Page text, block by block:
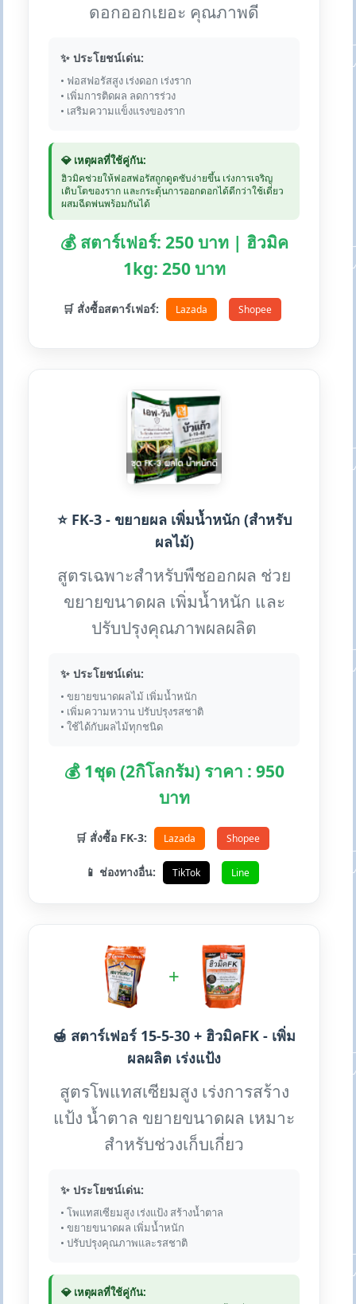
ดอกออกเยอะ คุณภาพดี
✨ ประโยชน์เด่น:
• ฟอสฟอรัสสูง เร่งดอก เร่งราก
• เพิ่มการติดผล ลดการร่วง
• เสริมความแข็งแรงของราก
💎 เหตุผลที่ใช้คู่กัน:
ฮิวมิคช่วยให้ฟอสฟอรัสถูกดูดซับง่ายขึ้น เร่งการเจริญ
เติบโตของราก และกระตุ้นการออกดอกได้ดีกว่าใช้เดี่ยว
ผสมฉีดพ่นพร้อมกันได้
💰 สตาร์เฟอร์: 250 บาท | ฮิวมิค
1kg: 250 บาท
🛒 สั่งซื้อสตาร์เฟอร์: Lazada Shopee
⭐ FK-3 - ขยายผล เพิ่มน้ำหนัก (สำหรับ
ผลไม้)
สูตรเฉพาะสำหรับพืชออกผล ช่วย
ขยายขนาดผล เพิ่มน้ำหนัก และ
ปรับปรุงคุณภาพผลผลิต
✨ ประโยชน์เด่น:
• ขยายขนาดผลไม้ เพิ่มน้ำหนัก
• เพิ่มความหวาน ปรับปรุงรสชาติ
• ใช้ได้กับผลไม้ทุกชนิด
💰 1ชุด (2กิโลกรัม) ราคา : 950
บาท
🛒 สั่งซื้อ FK-3: Lazada Shopee
📱 ช่องทางอื่น: TikTok Line
+
🍯 สตาร์เฟอร์ 15-5-30 + ฮิวมิคFK - เพิ่ม
ผลผลิต เร่งแป้ง
สูตรโพแทสเซียมสูง เร่งการสร้าง
แป้ง น้ำตาล ขยายขนาดผล เหมาะ
สำหรับช่วงเก็บเกี่ยว
✨ ประโยชน์เด่น:
• โพแทสเซียมสูง เร่งแป้ง สร้างน้ำตาล
• ขยายขนาดผล เพิ่มน้ำหนัก
• ปรับปรุงคุณภาพและรสชาติ
💎 เหตุผลที่ใช้คู่กัน: